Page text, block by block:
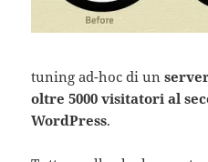
tuning ad-hoc di un
oltre 5000 visitatori al
WordPress.